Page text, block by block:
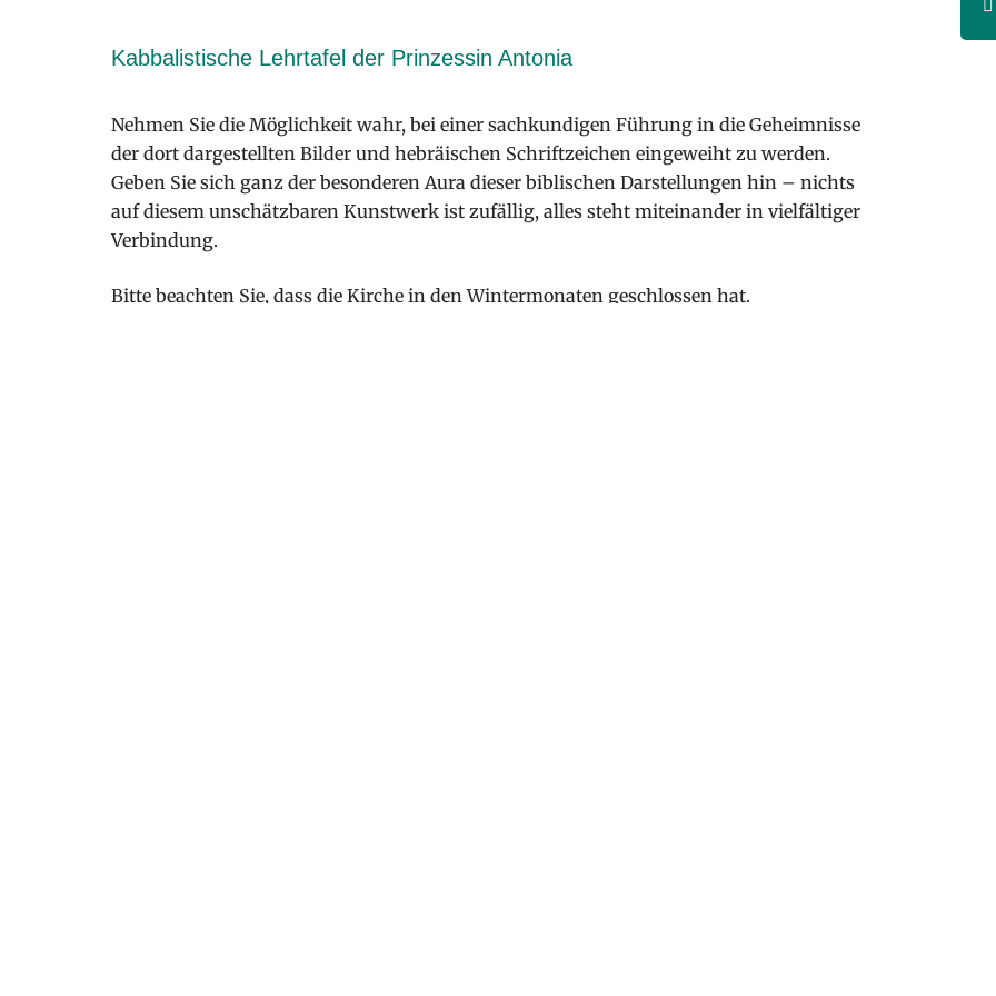
Kabbalistische Lehrtafel der Prinzessin Antonia
Nehmen Sie die Möglichkeit wahr, bei einer sachkundigen Führung in die Geheimnisse
der dort dargestellten Bilder und hebräischen Schriftzeichen eingeweiht zu werden.
Geben Sie sich ganz der besonderen Aura dieser biblischen Darstellungen hin – nichts
auf diesem unschätzbaren Kunstwerk ist zufällig, alles steht miteinander in vielfältiger
Verbindung.
Bitte beachten Sie, dass die Kirche in den Wintermonaten geschlossen hat.